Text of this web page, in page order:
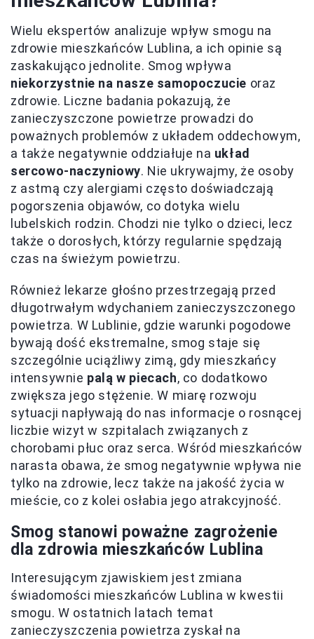
Wielu ekspertów analizuje wpływ smogu na
zdrowie mieszkańców Lublina, a ich opinie są
zaskakująco jednolite. Smog wpływa
niekorzystnie na nasze samopoczucie oraz
zdrowie. Liczne badania pokazują, że
zanieczyszczone powietrze prowadzi do
poważnych problemów z układem oddechowym,
a także negatywnie oddziałuje na układ
sercowo-naczyniowy. Nie ukrywajmy, że osoby
z astmą czy alergiami często doświadczają
pogorszenia objawów, co dotyka wielu
lubelskich rodzin. Chodzi nie tylko o dzieci, lecz
także o dorosłych, którzy regularnie spędzają
czas na świeżym powietrzu.
Również lekarze głośno przestrzegają przed
długotrwałym wdychaniem zanieczyszczonego
powietrza. W Lublinie, gdzie warunki pogodowe
bywają dość ekstremalne, smog staje się
szczególnie uciążliwy zimą, gdy mieszkańcy
intensywnie palą w piecach, co dodatkowo
zwiększa jego stężenie. W miarę rozwoju
sytuacji napływają do nas informacje o rosnącej
liczbie wizyt w szpitalach związanych z
chorobami płuc oraz serca. Wśród mieszkańców
narasta obawa, że smog negatywnie wpływa nie
tylko na zdrowie, lecz także na jakość życia w
mieście, co z kolei osłabia jego atrakcyjność.
Smog stanowi poważne zagrożenie
dla zdrowia mieszkańców Lublina
Interesującym zjawiskiem jest zmiana
świadomości mieszkańców Lublina w kwestii
smogu. W ostatnich latach temat
zanieczyszczenia powietrza zyskał na